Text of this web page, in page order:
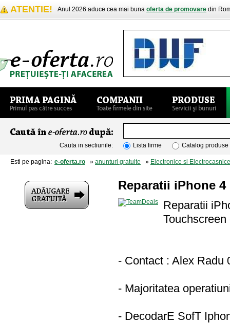
ATENTIE! Anul 2026 aduce cea mai buna oferta de promovare din
Cauta in sectiunile: Lista firme Catalog produse
Esti pe pagina: e-oferta.ro » anunturi gratuite » Electronice si Electrocasnice
Reparatii iPhone
Reparatii
- Contact : Alex Radu
- Majoritatea
- DecodarE SofT